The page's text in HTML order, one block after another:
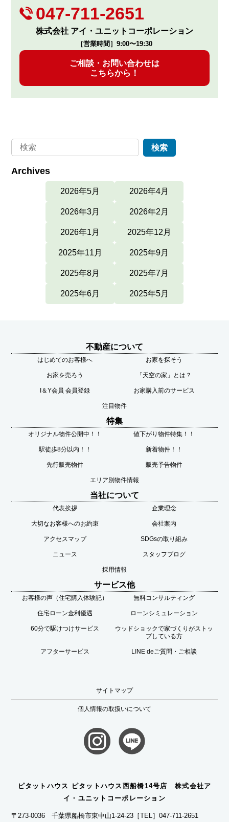
047-711-2651
株式会社 アイ・ユニットコーポレーション
［営業時間］9:00〜19:30
ご相談・お問い合わせは
こちらから！
Archives
2026年5月 2026年4月
2026年3月 2026年2月
2026年1月 2025年12月
2025年11月 2025年9月
2025年8月 2025年7月
2025年6月 2025年5月
不動産について
はじめてのお客様へ お家を探そう
お家を売ろう 「天空の家」とは？
I＆Y会員 会員登録 お家購入前のサービス
注目物件
特集
オリジナル物件公開中！！ 値下がり物件特集！！
駅徒歩8分以内！！ 新着物件！！
先行販売物件 販売予告物件
エリア別物件情報
当社について
代表挨拶 企業理念
大切なお客様へのお約束 会社案内
アクセスマップ SDGsの取り組み
ニュース スタッフブログ
採用情報
サービス他
お客様の声（住宅購入体験記） 無料コンサルティング
住宅ローン金利優遇 ローンシミュレーション
60分で駆けつけサービス
ウッドショックで家づくりがストッ
プしている方
アフターサービス LINE deご質問・ご相談
サイトマップ
個人情報の取扱いについて
ピタットハウス ピタットハウス西船橋14号店 株式会社ア
イ・ユニットコーポレーション
〒273-0036 千葉県船橋市東中山1-24-23 ［TEL］047-711-2651